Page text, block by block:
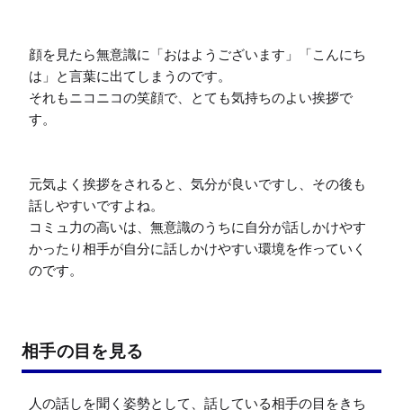
顔を見たら無意識に「おはようございます」「こんにち
は」と言葉に出てしまうのです。
それもニコニコの笑顔で、とても気持ちのよい挨拶で
す。
元気よく挨拶をされると、気分が良いですし、その後も
話しやすいですよね。
コミュ力の高いは、無意識のうちに自分が話しかけやす
かったり相手が自分に話しかけやすい環境を作っていく
のです。
相手の目を見る
人の話しを聞く姿勢として、話している相手の目をきち